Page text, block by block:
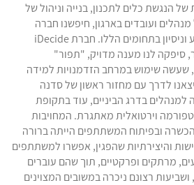
הנגשת כלים לתכנון, בנייה וניהול של
ועובדים בארגון, חיפשנו חברה
מקצועית, עתירת ידע וניסיון בתחומים הללו. חברת iDecide
סיפקה לנו מענה מדויק, "תפור"
שעשה שימוש במרחב הזדמנויות למידה
לדרך עם מחזור ראשון של סדנה
למנהלים בדרג הביניים, עוד בתקופת
וירטואלית מאתגרת. המחויבות
ובפיתוח המשתתפים הייתה ברורה
והיצירתיות שהפגין, אפשרו למשתתפים
מרתקים ופרקטיים, תוך שהם עוברים
רצונם ניכרה במשובים המצוינים